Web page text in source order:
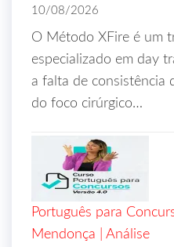
10/08/2026
O Método XFire é um
especializado em day
a falta de consistência
do foco cirúrgico…
Português para
Mendonça | Análise